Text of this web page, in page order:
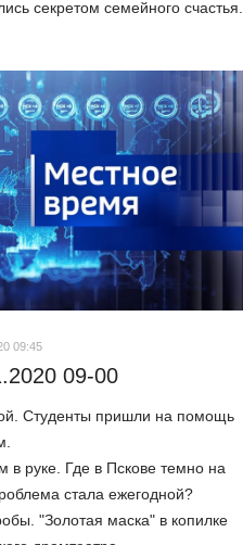
секретом семейного счастья.
09:45
09-00
Студенты пришли на помощь
в руке. Где в Пскове темно на
стала ежегодной?
"Золотая маска" в копилке